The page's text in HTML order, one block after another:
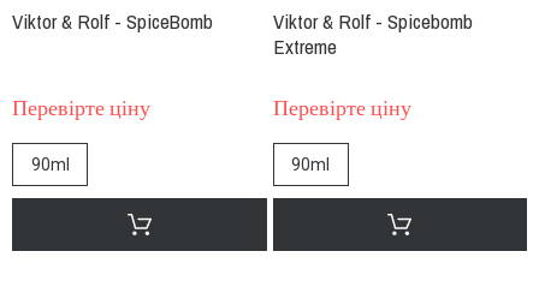
Viktor & Rolf - SpiceBomb
Перевірте ціну
90ml
Viktor & Rolf - Spicebomb
Extreme
Перевірте ціну
90ml